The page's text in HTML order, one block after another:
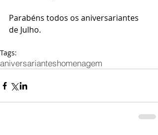
Parabéns todos os aniversariantes
de Julho.
Tags:
aniversarianteshomenagem